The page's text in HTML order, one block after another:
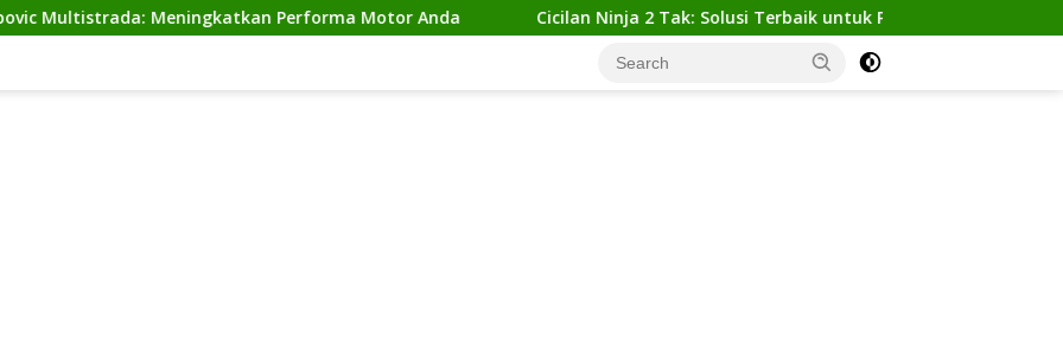
Meningkatkan Performa Motor Anda Cicilan Ninja 2 Tak: Solusi Terbaik untuk Pemula yang Ingin Tampil